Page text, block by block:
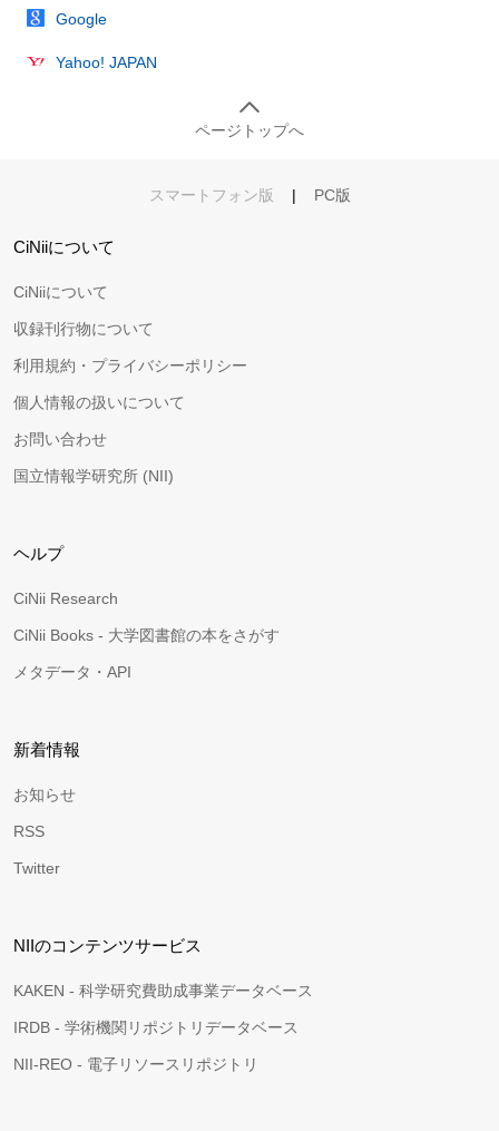
Google
Yahoo! JAPAN
ページトップへ
スマートフォン版 | PC版
CiNiiについて
CiNiiについて
収録刊行物について
利用規約・プライバシーポリシー
個人情報の扱いについて
お問い合わせ
国立情報学研究所 (NII)
ヘルプ
CiNii Research
CiNii Books - 大学図書館の本をさがす
メタデータ・API
新着情報
お知らせ
RSS
Twitter
NIIのコンテンツサービス
KAKEN - 科学研究費助成事業データベース
IRDB - 学術機関リポジトリデータベース
NII-REO - 電子リソースリポジトリ